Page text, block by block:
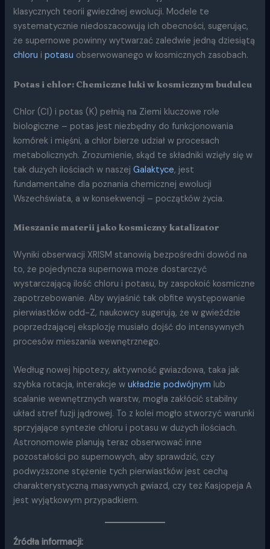
klasycznych teorii gwiezdnej ewolucji. Modele te
systematycznie niedoszacowują ich obecności, sugerując,
że supernowe powinny wytwarzać zaledwie jedną dziesiątą
chloru ipotasu obserwowanego w kosmicznych zasobach.
Potas i chlor: Chemiczne luki w kosmicznym budulcu
Chlor (Cl) i potas (K) pełnią na Ziemi kluczowe role
biologiczne – potas jest niezbędny do funkcjonowania
komórek i mięśni, a chlor bierze udział w procesach
metabolicznych. Zrozumienie, skąd te składniki wzięły się w
tak dużych ilościach w naszejGalaktyce, jest
fundamentalne dla poznania chemicznej ewolucji
Wszechświata, a w konsekwencji – początków życia.
Mieszanie materii jako kosmiczny katalizator
Wyniki obserwacji XRISM stanowią bezpośredni dowód na
to, że pojedyncza supernowa może dostarczyć
wystarczającą ilość chloru i potasu, by zaspokoić kosmiczne
zapotrzebowanie. Aby wyjaśnić tak obfite występowanie
pierwiastków odd-Z, naukowcy sugerują, że w gwieździe
poprzedzającej eksplozję musiało dojść do intensywnych
procesów mieszania wewnętrznego.
Według nowej hipotezy, aktywność gwiazdowa, taka jak
szybka rotacja, interakcje wukładzie podwójnym lub
scalanie wewnętrznych warstw, mogła zakłócić stabilny
układ stref fuzji jądrowej. To z kolei mogło stworzyć warunki
sprzyjające syntezie chloru i potasu w dużych ilościach.
Astronomowie planują teraz obserwować inne
pozostałości po supernowych, aby sprawdzić, czy
podwyższone stężenie tych pierwiastków jest cechą
charakterystyczną masywnych gwiazd, czy też Kasjopeja A
jest wyjątkowym przypadkiem.
Źródła informacji: